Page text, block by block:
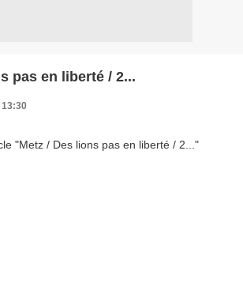
pas en liberté / 2...
13:30